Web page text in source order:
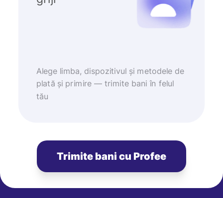
Alege limba, dispozitivul și metodele de
plată și primire — trimite bani în felul
tău
Trimite bani cu Profee